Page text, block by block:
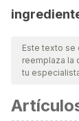
Este texto se
reemplaza la
tu